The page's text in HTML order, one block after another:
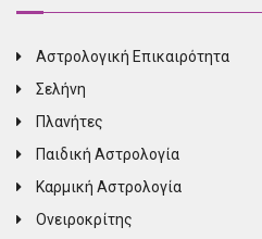
Αστρολογική Επικαιρότητα
Σελήνη
Πλανήτες
Παιδική Αστρολογία
Καρμική Αστρολογία
Ονειροκρίτης